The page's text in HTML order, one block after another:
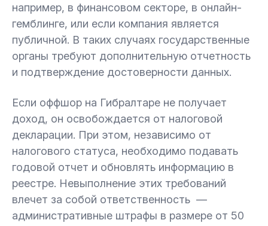
например, в финансовом секторе, в онлайн-
гемблинге, или если компания является
публичной. В таких случаях государственные
органы требуют дополнительную отчетность
и подтверждение достоверности данных.
Если оффшор на Гибралтаре не получает
доход, он освобождается от налоговой
декларации. При этом, независимо от
налогового статуса, необходимо подавать
годовой отчет и обновлять информацию в
реестре. Невыполнение этих требований
влечет за собой ответственность —
административные штрафы в размере от 50